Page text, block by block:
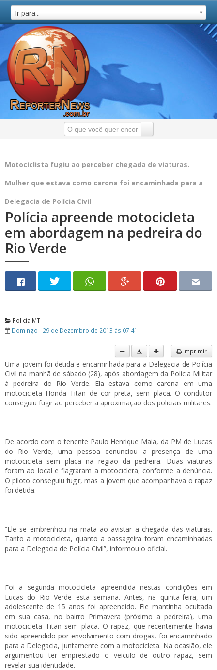
Ir para...
Motociclista fugiu ao perceber chegada de viaturas.
Mulher que estava como carona foi encaminhada para a
Delegacia de Polícia Civil
Polícia apreende motocicleta
em abordagem na pedreira do
Rio Verde
Policia MT
Domingo - 29 de Dezembro de 2013 às 07:41
Imprimir
Uma jovem foi detida e encaminhada para a Delegacia de Polícia
Civil na manhã de sábado (28), após abordagem da Polícia Militar
à pedreira do Rio Verde. Ela estava como carona em uma
motocicleta Honda Titan de cor preta, sem placa. O condutor
conseguiu fugir ao perceber a aproximação dos policiais militares.
De acordo com o tenente Paulo Henrique Maia, da PM de Lucas
do Rio Verde, uma pessoa denunciou a presença de uma
motocicleta sem placa na região da pedreira. Duas viaturas
foram ao local e flagraram a motocicleta, conforme a denúncia.
O piloto conseguiu fugir, mas a jovem que acompanhava o rapaz
foi detida.
“Ele se embrenhou na mata ao avistar a chegada das viaturas.
Tanto a motocicleta, quanto a passageira foram encaminhadas
para a Delegacia de Polícia Civil”, informou o oficial.
Foi a segunda motocicleta apreendida nestas condições em
Lucas do Rio Verde esta semana. Antes, na quinta-feira, um
adolescente de 15 anos foi apreendido. Ele mantinha ocultada
em sua casa, no bairro Primavera (próximo a pedreira), uma
motocicleta Titan sem placa. O rapaz, que recentemente havia
sido apreendido por envolvimento com drogas, foi encaminhado
para a Delegacia, juntamente com a motocicleta. Na ocasião, ele
argumentou ter emprestado o veículo de outro rapaz, sem
revelar sua identidade.